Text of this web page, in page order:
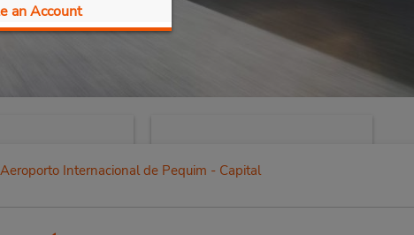
an Account
Aeroporto Internacional de Pequim - Capital